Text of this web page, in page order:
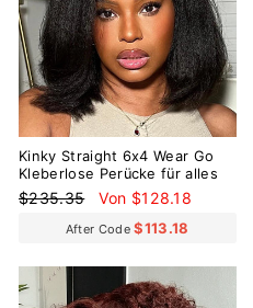
Kinky Straight 6x4 Wear Go
Kleberlose Perücke für alles
Normaler
$235.35 Sonderpreis
Von $128.18
After Code$113.18